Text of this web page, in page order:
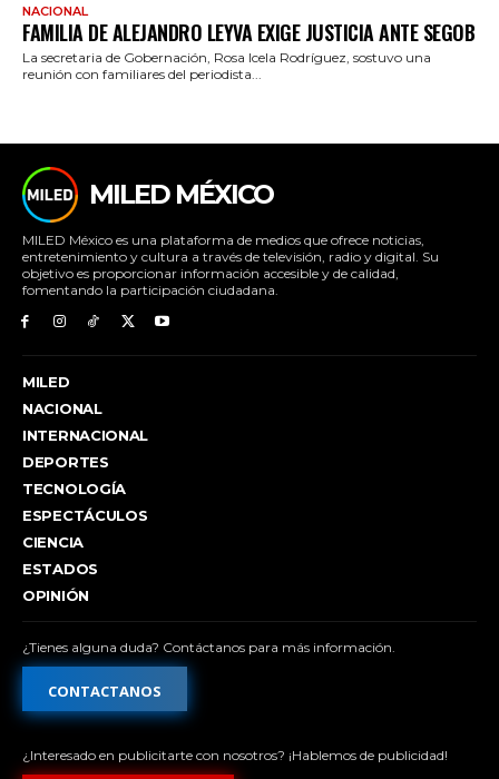
NACIONAL
FAMILIA DE ALEJANDRO LEYVA EXIGE JUSTICIA ANTE SEGOB
La secretaria de Gobernación, Rosa Icela Rodríguez, sostuvo una
reunión con familiares del periodista...
MILED MÉXICO
MILED México es una plataforma de medios que ofrece noticias,
entretenimiento y cultura a través de televisión, radio y digital. Su
objetivo es proporcionar información accesible y de calidad,
fomentando la participación ciudadana.
MILED
NACIONAL
INTERNACIONAL
DEPORTES
TECNOLOGÍA
ESPECTÁCULOS
CIENCIA
ESTADOS
OPINIÓN
¿Tienes alguna duda? Contáctanos para más información.
CONTACTANOS
¿Interesado en publicitarte con nosotros? ¡Hablemos de publicidad!